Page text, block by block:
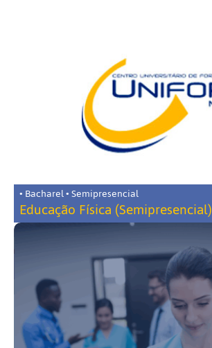
• Bacharel • Semipresencial
Educação Física (Semipresencial)